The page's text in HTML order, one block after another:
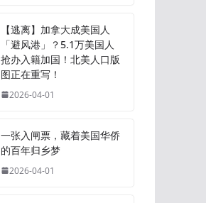
【逃离】加拿大成美国人
「避风港」？5.1万美国人
抢办入籍加国！北美人口版
图正在重写！
2026-04-01
一张入闸票，藏着美国华侨
的百年归乡梦
2026-04-01